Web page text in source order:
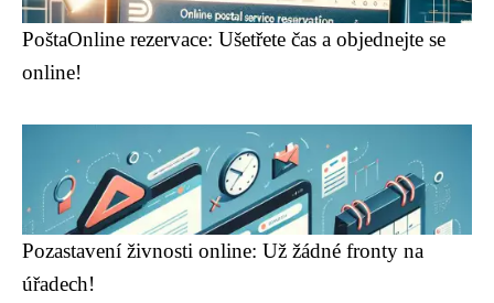
PoštaOnline rezervace: Ušetřete čas a objednejte se
online!
Pozastavení živnosti online: Už žádné fronty na
úřadech!